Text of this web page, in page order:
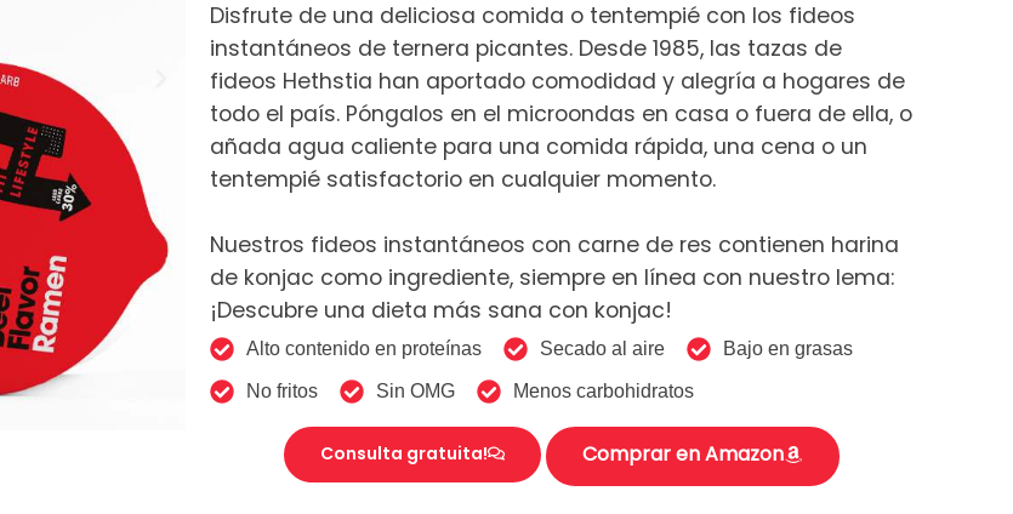
Disfrute de una deliciosa comida o tentempié con los fideos
instantáneos de ternera picantes. Desde 1985, las tazas de
fideos Hethstia han aportado comodidad y alegría a hogares de
todo el país. Póngalos en el microondas en casa o fuera de ella, o
añada agua caliente para una comida rápida, una cena o un
tentempié satisfactorio en cualquier momento.
Nuestros fideos instantáneos con carne de res contienen harina
de konjac como ingrediente, siempre en línea con nuestro lema:
¡Descubre una dieta más sana con konjac!
Alto contenido en proteínas Secado al aire Bajo en grasas
No fritos Sin OMG Menos carbohidratos
Consulta gratuita! Comprar en Amazon